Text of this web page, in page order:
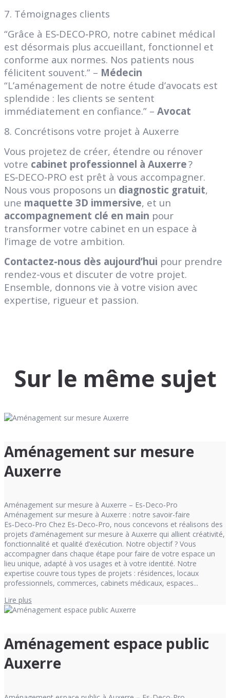
7. Témoignages clients
“Grâce à ES‑DECO‑PRO, notre cabinet médical
est désormais plus accueillant, fonctionnel et
conforme aux normes. Nos patients nous
félicitent souvent.” – Médecin
“L’aménagement de notre étude d’avocats est
splendide : les clients se sentent
immédiatement en confiance.” – Avocat
8. Concrétisons votre projet à Auxerre
Vous projetez de créer, étendre ou rénover
votre cabinet professionnel à Auxerre?
ES‑DECO‑PRO est prêt à vous accompagner.
Nous vous proposons un diagnostic gratuit,
une maquette 3D immersive, et un
accompagnement clé en main pour
transformer votre cabinet en un espace à
l’image de votre ambition.
Contactez-nous dès aujourd’hui pour prendre
rendez-vous et discuter de votre projet.
Ensemble, donnons vie à votre vision avec
expertise, rigueur et passion.
Sur le même sujet
Aménagement sur mesure
Auxerre
Aménagement sur mesure à Auxerre – Es‑Deco‑Pro
Aménagement sur mesure à Auxerre : notre savoir-faire
Es‑Deco‑Pro Chez Es‑Deco‑Pro, nous concevons et réalisons des
projets d’aménagement sur mesure à Auxerre qui allient créativité,
fonctionnalité et qualité d’exécution. Notre objectif ? Vous
accompagner dans chaque étape pour faire de votre espace un
lieu unique, adapté à vos usages et à votre identité. Notre
expertise couvre tous types de projets : résidences, locaux
professionnels, commerces, cabinets médicaux, espaces...
Lire plus
Aménagement espace public
Auxerre